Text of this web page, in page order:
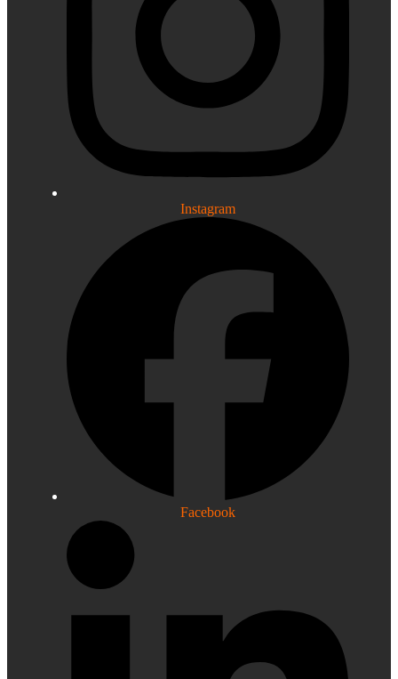
Instagram
Facebook